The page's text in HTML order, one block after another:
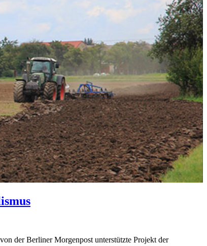
der Berliner Morgenpost unterstützte Projekt der